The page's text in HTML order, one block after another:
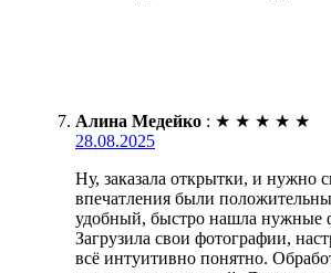
Алина Медейко : ★ ★ ★ ★ ★
28.08.2025
Ну, заказала открытки, и нужно
впечатления были
удобный, быстро нашла нужные
Загрузила свои фотографии,
всё интуитивно понятно.